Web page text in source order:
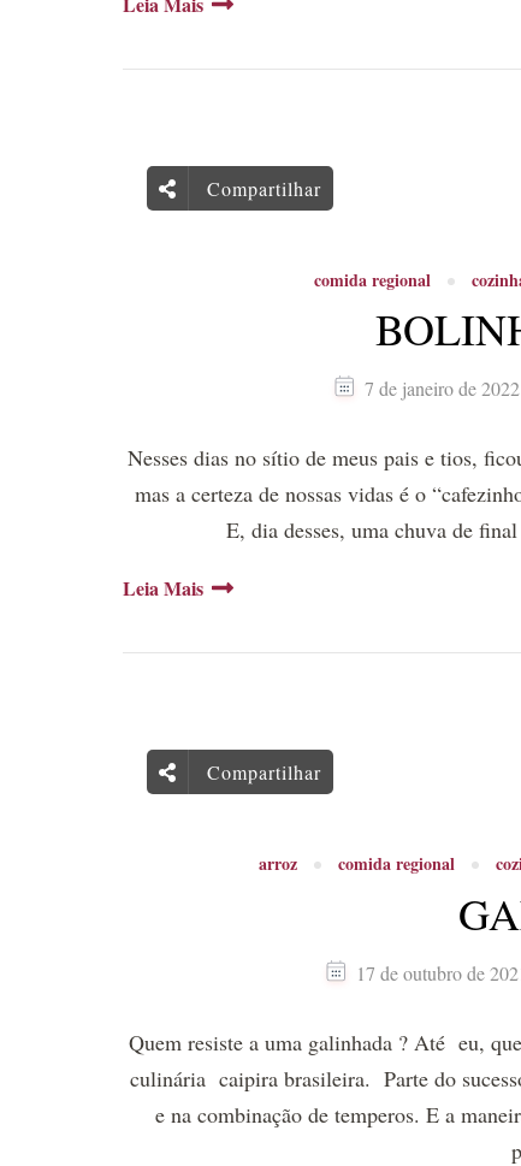
Compartilhar
comida regional
7 de janeiro de 2022
Nesses dias no sítio de meus pais e tios,
mas a certeza de nossas vidas é o
E, dia desses, uma chuva de
Leia Mais
Compartilhar
arroz comida regional
17 de outubro de
Quem resiste a uma galinhada ? Até eu,
culinária caipira brasileira. Parte do
e na combinação de temperos. E a